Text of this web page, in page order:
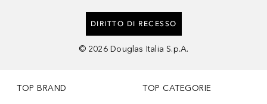
DIRITTO DI RECESSO
© 2026 Douglas Italia S.p.A.
TOP BRAND TOP CATEGORIE